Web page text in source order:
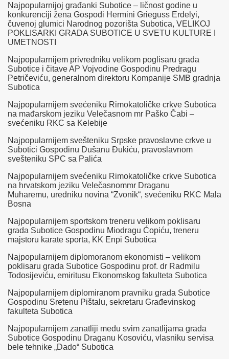
Najpopularnijoj građanki Subotice – ličnost godine u
konkurenciji žena Gospođi Hermini Grieguss Erdelyi,
čuvenoj glumici Narodnog pozorišta Subotica, VELIKOJ
POKLISARKI GRADA SUBOTICE U SVETU KULTURE I
UMETNOSTI
Najpopularnijem privredniku velikom poglisaru grada
Subotice i čitave AP Vojvodine Gospodinu Predragu
Petričeviću, generalnom direktoru Kompanije SMB gradnja
Subotica
Najpopularnijem svećeniku Rimokatoličke crkve Subotica
na mađarskom jeziku Velečasnom mr Paško Čabi –
svećeniku RKC sa Kelebije
Najpopularnijem svešteniku Srpske pravoslavne crkve u
Subotici Gospodinu Dušanu Đukiću, pravoslavnom
svešteniku SPC sa Palića
Najpopularnijem svećeniku Rimokatoličke crkve Subotica
na hrvatskom jeziku Velečasnommr Draganu
Muharemu, uredniku novina “Zvonik“, svećeniku RKC Mala
Bosna
Najpopularnijem sportskom treneru velikom poklisaru
grada Subotice Gospodinu Miodragu Ćopiću, treneru
majstoru karate sporta, KK Enpi Subotica
Najpopularnijem diplomoranom ekonomisti – velikom
poklisaru grada Subotice Gospodinu prof. dr Radmilu
Todosijeviću, emiritusu Ekonomskog fakulteta Subotica
Najpopularnijem diplomiranom pravniku grada Subotice
Gospodinu Sretenu Pištalu, sekretaru Građevinskog
fakulteta Subotica
Najpopularnijem zanatliji među svim zanatlijama grada
Subotice Gospodinu Draganu Kosoviću, vlasniku servisa
bele tehnike „Dado“ Subotica